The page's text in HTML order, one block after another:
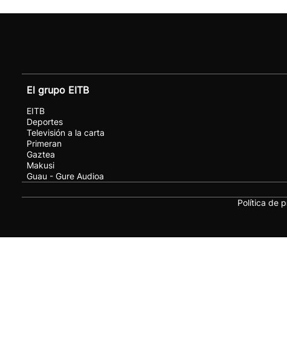
El grupo EITB
EITB
Deportes
Televisión a la carta
Primeran
Gaztea
Makusi
Guau - Gure Audioa
Política de